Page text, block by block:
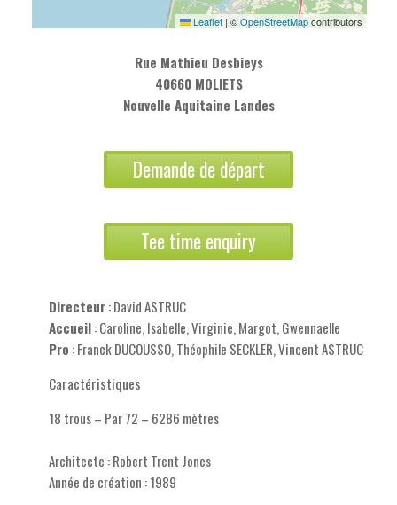
Leaflet | ©OpenStreetMapcontributors
Rue Mathieu Desbieys
40660 MOLIETS
Nouvelle Aquitaine Landes
Demande de départ
Tee time enquiry
Directeur: David ASTRUC
Accueil: Caroline, Isabelle, Virginie, Margot, Gwennaelle
Pro : Franck DUCOUSSO, Théophile SECKLER, Vincent ASTRUC
Caractéristiques
18 trous – Par 72 – 6286 mètres
Architecte : Robert Trent Jones
Année de création : 1989